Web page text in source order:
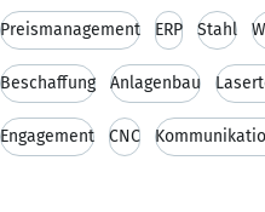
Preismanagement ERP Stahl
Beschaffung Anlagenbau
Engagement CNC